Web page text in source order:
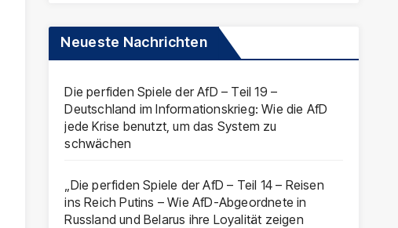
Neueste Nachrichten
Die perfiden Spiele der AfD – Teil 19 –
Deutschland im Informationskrieg: Wie die AfD
jede Krise benutzt, um das System zu
schwächen
„Die perfiden Spiele der AfD – Teil 14 – Reisen
ins Reich Putins – Wie AfD-Abgeordnete in
Russland und Belarus ihre Loyalität zeigen